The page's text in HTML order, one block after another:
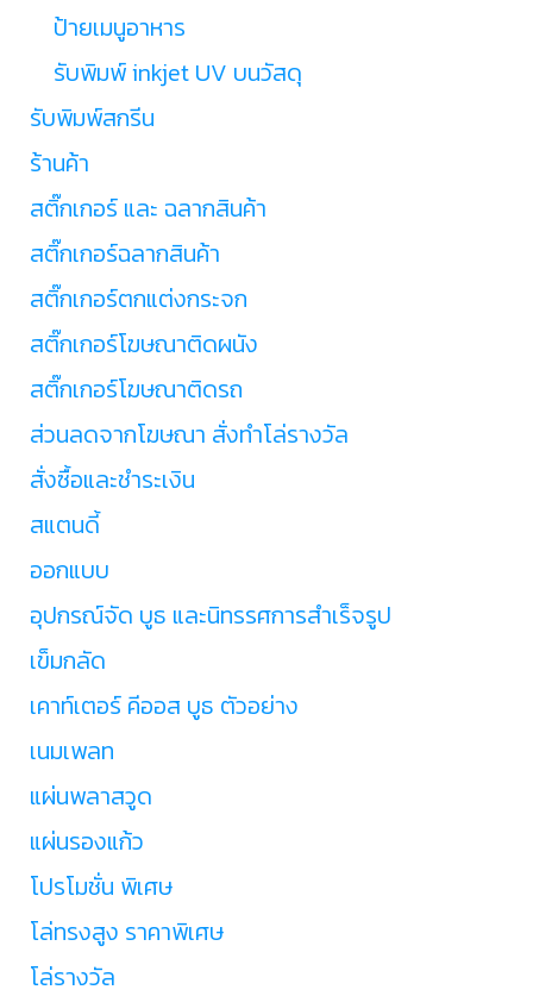
ป้ายเมนูอาหาร
รับพิมพ์ inkjet UV บนวัสดุ
รับพิมพ์สกรีน
ร้านค้า
สติ๊กเกอร์ และ ฉลากสินค้า
สติ๊กเกอร์ฉลากสินค้า
สติ๊กเกอร์ตกแต่งกระจก
สติ๊กเกอร์โฆษณาติดผนัง
สติ๊กเกอร์โฆษณาติดรถ
ส่วนลดจากโฆษณา สั่งทำโล่รางวัล
สั่งซื้อและชำระเงิน
สแตนดี้
ออกแบบ
อุปกรณ์จัด บูธ และนิทรรศการสำเร็จรูป
เข็มกลัด
เคาท์เตอร์ คีออส บูธ ตัวอย่าง
เนมเพลท
แผ่นพลาสวูด
แผ่นรองแก้ว
โปรโมชั่น พิเศษ
โล่ทรงสูง ราคาพิเศษ
โล่รางวัล